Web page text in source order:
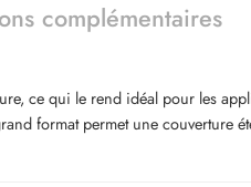
complémentaires
ce qui le rend idéal pour les
format permet une couverture